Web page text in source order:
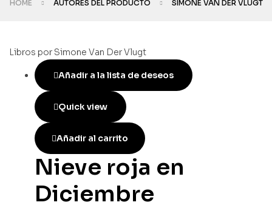
HOME AUTORES DEL PRODUCTO SIMONE VAN DER VLUGT
Libros por Simone Van Der Vlugt
Añadir a la lista de deseos
Quick view
Añadir al carrito
Nieve roja en
Diciembre